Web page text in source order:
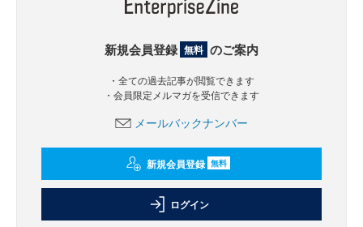
新規会員登録 無料 のご案内
・全ての過去記事が閲覧できます
・会員限定メルマガを受信できます
メールバックナンバー
新規会員登録 無料
ログイン